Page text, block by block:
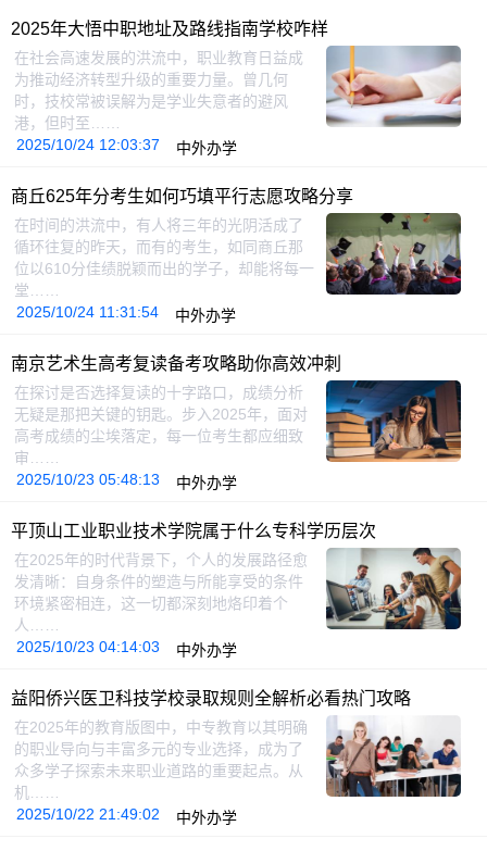
2025年大悟中职地址及路线指南学校咋样
在社会高速发展的洪流中，职业教育日益成
为推动经济转型升级的重要力量。曾几何
时，技校常被误解为是学业失意者的避风
港，但时至……
2025/10/24 12:03:37
中外办学
商丘625年分考生如何巧填平行志愿攻略分享
在时间的洪流中，有人将三年的光阴活成了
循环往复的昨天，而有的考生，如同商丘那
位以610分佳绩脱颖而出的学子，却能将每一
堂……
2025/10/24 11:31:54
中外办学
南京艺术生高考复读备考攻略助你高效冲刺
在探讨是否选择复读的十字路口，成绩分析
无疑是那把关键的钥匙。步入2025年，面对
高考成绩的尘埃落定，每一位考生都应细致
审……
2025/10/23 05:48:13
中外办学
平顶山工业职业技术学院属于什么专科学历层次
在2025年的时代背景下，个人的发展路径愈
发清晰：自身条件的塑造与所能享受的条件
环境紧密相连，这一切都深刻地烙印着个
人……
2025/10/23 04:14:03
中外办学
益阳侨兴医卫科技学校录取规则全解析必看热门攻略
在2025年的教育版图中，中专教育以其明确
的职业导向与丰富多元的专业选择，成为了
众多学子探索未来职业道路的重要起点。从
机……
2025/10/22 21:49:02
中外办学